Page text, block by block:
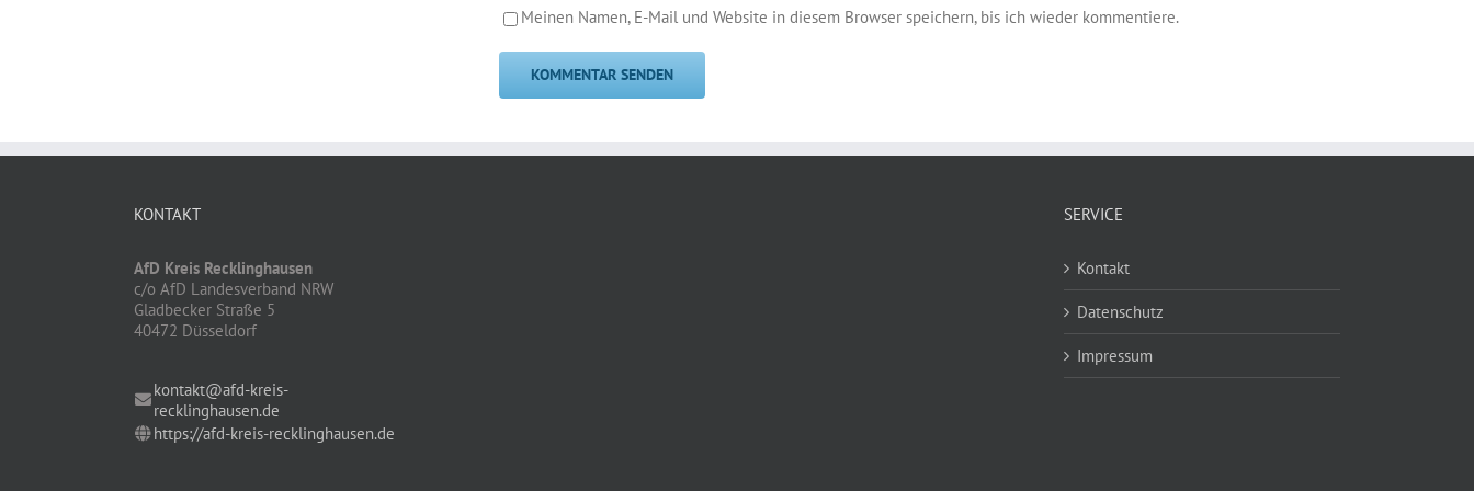
Meinen Namen, E-Mail und Website in diesem Browser speichern, bis ich wieder kommentiere.
KONTAKT
AfD Kreis Recklinghausen
c/o AfD Landesverband NRW
Gladbecker Straße 5
40472 Düsseldorf
kontakt@afd-kreis-
recklinghausen.de
https://afd-kreis-recklinghausen.de
SERVICE
Kontakt
Datenschutz
Impressum